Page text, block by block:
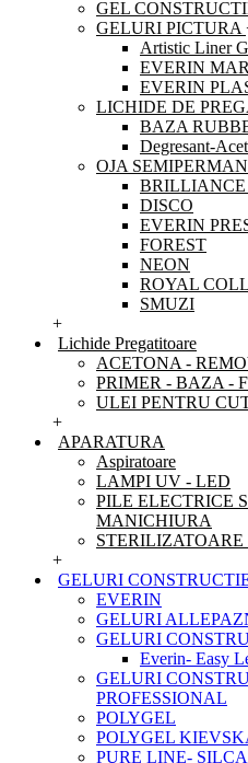
GEL
GELURI PICTURA
Artistic Liner
EVERIN
EVERIN
LICHIDE DE
BAZA
Degresant-
OJA
DISCO
EVERIN
FOREST
NEON
ROYAL
SMUZI
+
Lichide Pregatitoare
ACETONA -
PRIMER - BAZA -
ULEI PENTRU
+
APARATURA
Aspiratoare
LAMPI UV - LED
PILE ELECTRICE
MANICHIURA
+
GELURI
EVERIN
GELURI
GELURI
Everin- Easy
GELURI
PROFESSIONAL
POLYGEL
POLYGEL
PURE LINE-